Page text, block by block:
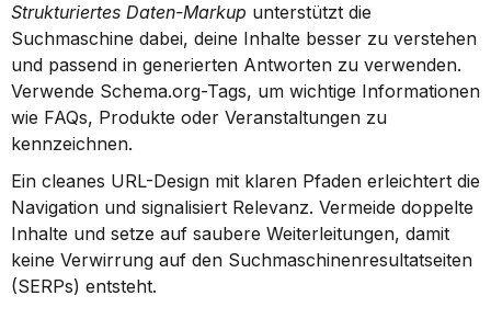
Strukturiertes Daten-Markup unterstützt die
Suchmaschine dabei, deine Inhalte besser zu verstehen
und passend in generierten Antworten zu verwenden.
Verwende Schema.org-Tags, um wichtige Informationen
wie FAQs, Produkte oder Veranstaltungen zu
kennzeichnen.
Ein cleanes URL-Design mit klaren Pfaden erleichtert die
Navigation und signalisiert Relevanz. Vermeide doppelte
Inhalte und setze auf saubere Weiterleitungen, damit
keine Verwirrung auf den Suchmaschinenresultatseiten
(SERPs) entsteht.